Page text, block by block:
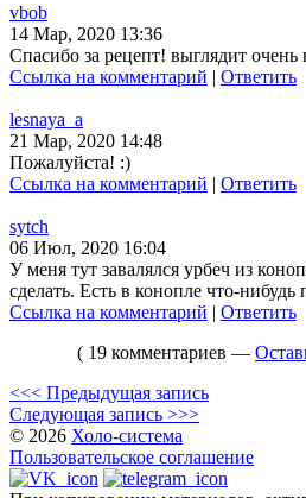
vbob
14 Мар, 2020 13:36
Спасибо за рецепт! выглядит очень
Ссылка на комментарий | Ответить
lesnaya_a
21 Мар, 2020 14:48
Пожалуйста! :)
Ссылка на комментарий | Ответить
sytch
06 Июл, 2020 16:04
У меня тут завалялся урбеч из
сделать. Есть в конопле что-нибудь
Ссылка на комментарий | Ответить
( 19 комментариев —
<<< Предыдущая запись
Следующая запись >>>
© 2026 Холо-система
Пользовательское соглашение